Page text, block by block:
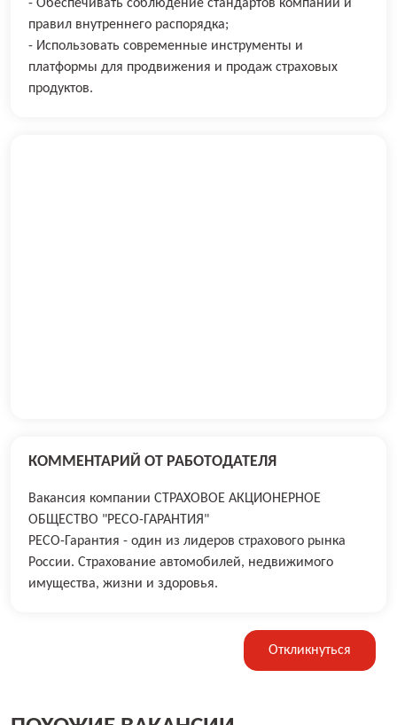
- Обеспечивать соблюдение стандартов компании и
правил внутреннего распорядка;
- Использовать современные инструменты и
платформы для продвижения и продаж страховых
продуктов.
КОММЕНТАРИЙ ОТ РАБОТОДАТЕЛЯ
Вакансия компании СТРАХОВОЕ АКЦИОНЕРНОЕ
ОБЩЕСТВО "РЕСО-ГАРАНТИЯ"
РЕСО-Гарантия - один из лидеров страхового рынка
России. Страхование автомобилей, недвижимого
имущества, жизни и здоровья.
Откликнуться